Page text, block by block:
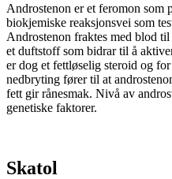
Androstenon er et feromon som
biokjemiske reaksjonsvei som
Androstenon fraktes med blod
et duftstoff som bidrar til å
er dog et fettløselig steroid og
nedbryting fører til at
fett gir rånesmak. Nivå av
genetiske faktorer.
Skatol